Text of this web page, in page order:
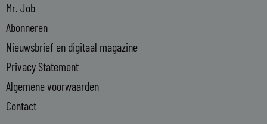
Mr. Job
Abonneren
Nieuwsbrief en digitaal magazine
Privacy Statement
Algemene voorwaarden
Contact